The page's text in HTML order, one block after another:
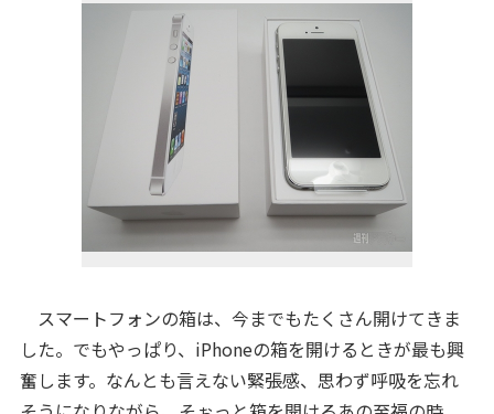
スマートフォンの箱は、今までもたくさん開けてきま
した。でもやっぱり、iPhoneの箱を開けるときが最も興
奮します。なんとも言えない緊張感、思わず呼吸を忘れ